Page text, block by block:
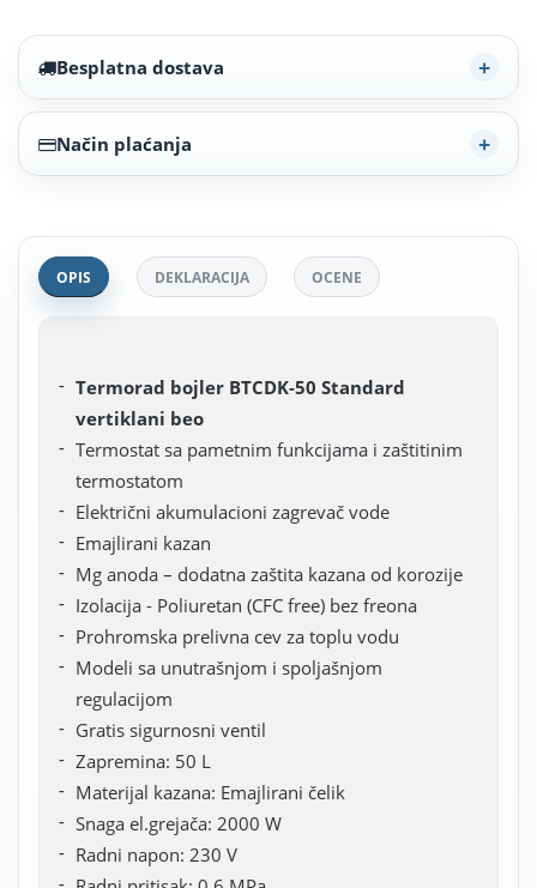
Besplatna dostava
Način plaćanja
OPIS DEKLARACIJA OCENE
Termorad bojler BTCDK-50 Standard
vertiklani beo
Termostat sa pametnim funkcijama i zaštitinim
termostatom
Električni akumulacioni zagrevač vode
Emajlirani kazan
Mg anoda – dodatna zaštita kazana od korozije
Izolacija - Poliuretan (CFC free) bez freona
Prohromska prelivna cev za toplu vodu
Modeli sa unutrašnjom i spoljašnjom
regulacijom
Gratis sigurnosni ventil
Zapremina: 50 L
Materijal kazana: Emajlirani čelik
Snaga el.grejača: 2000 W
Radni napon: 230 V